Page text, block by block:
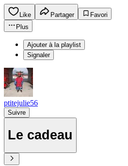
Like Partager
Favori
Plus
Ajouter à la playlist
Signaler
ptitejulie56
Suivre
Le cadeau